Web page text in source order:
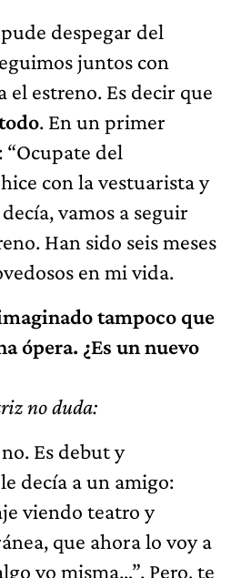
despegar del
juntos con
estreno. Es decir que
. En un primer
del
con la vestuarista y
vamos a seguir
Han sido seis meses
en mi vida.
tampoco que
ópera. ¿Es un nuevo
no duda:
Es debut y
decía a un amigo:
viendo teatro y
que ahora lo voy a
yo misma…”. Pero, te